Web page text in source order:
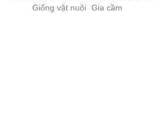
Giống vật nuôi
Gia cầm